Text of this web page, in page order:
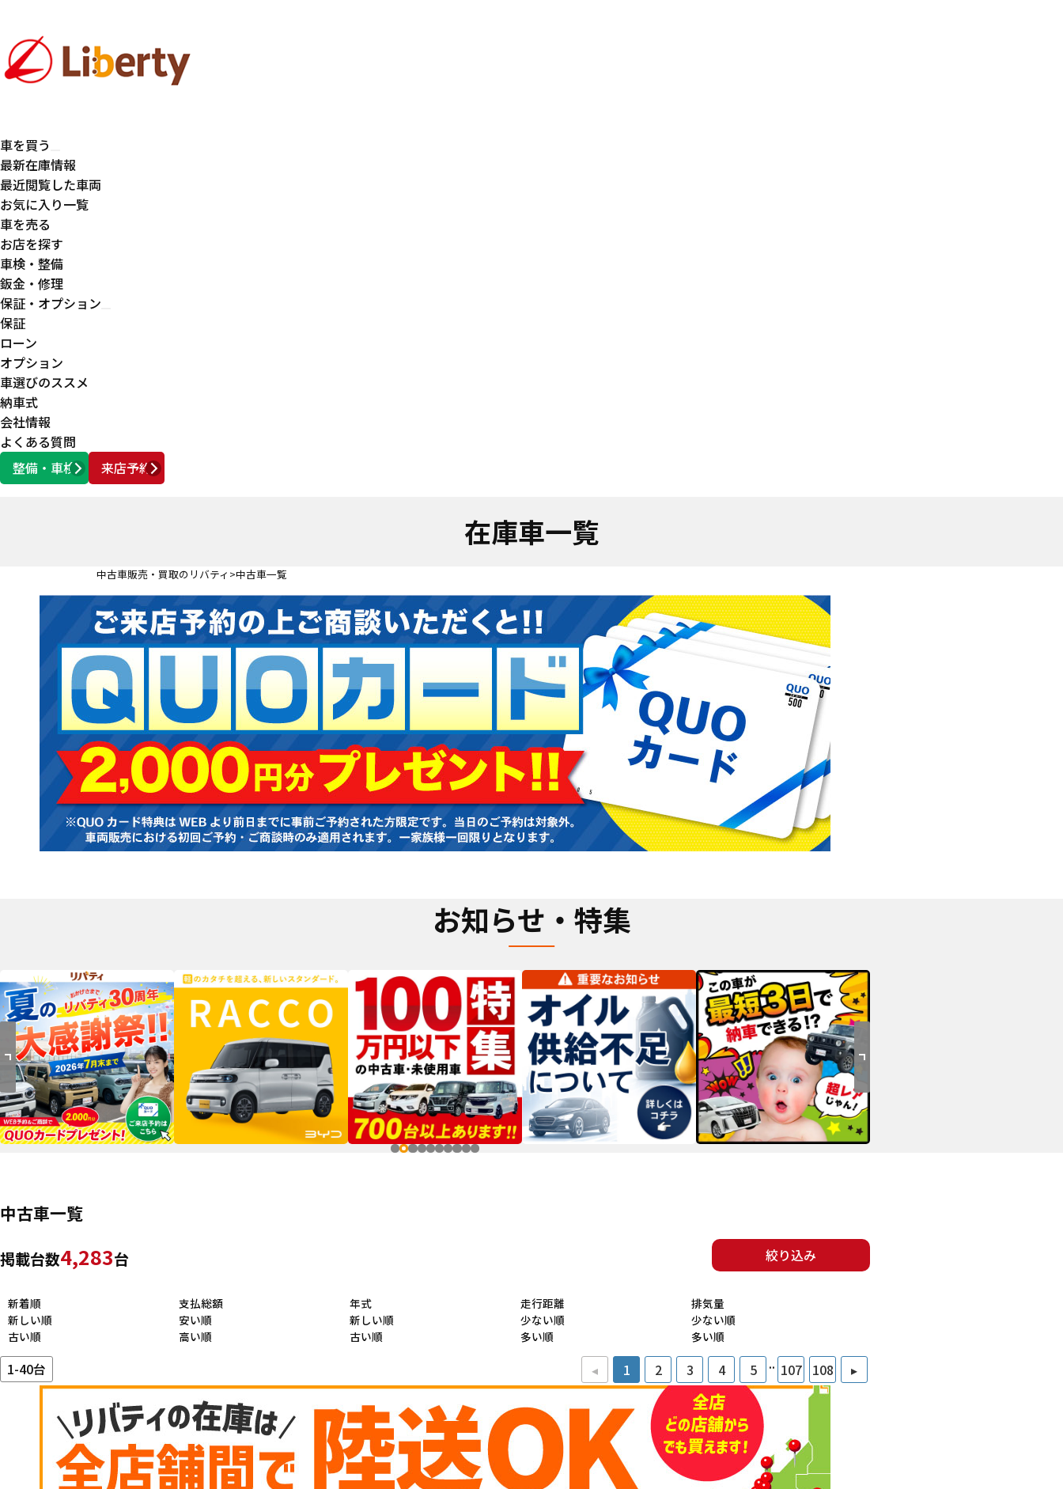
車を買う
最新在庫情報
最近閲覧した車両
お気に入り一覧
車を売る
お店を探す
車検・整備
鈑金・修理
保証・オプション
保証
ローン
オプション
車選びのススメ
納車式
会社情報
よくある質問
整備・車検
来店予約
営業時間 AM10:00 ～ PM6:00
在庫車一覧
中古車販売・買取のリバティ 中古車一覧
お知らせ・特集
中古車一覧
絞り込み
掲載台数4,283台
新着順
新しい順
古い順
支払総額
安い順
高い順
年式
新しい順
古い順
走行距離
少ない順
多い順
排気量
少ない順
多い順
1-40台 ◂ 1 2 3 4 5 .. 107 108 ▸